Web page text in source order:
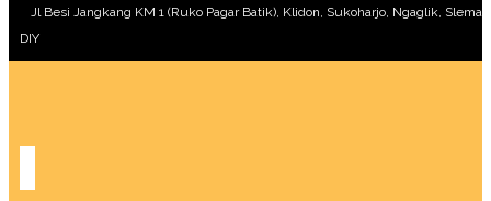
Jl Besi Jangkang KM 1 (Ruko Pagar Batik), Klidon, Sukoharjo, Ngaglik,
DIY